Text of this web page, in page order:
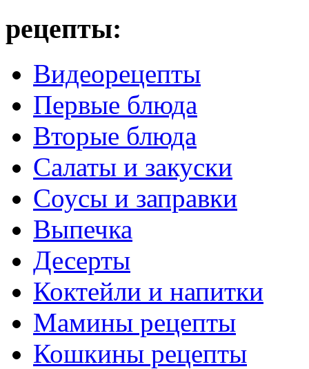
рецепты:
Видеорецепты
Первые блюда
Вторые блюда
Салаты и закуски
Соусы и заправки
Выпечка
Десерты
Коктейли и напитки
Мамины рецепты
Кошкины рецепты